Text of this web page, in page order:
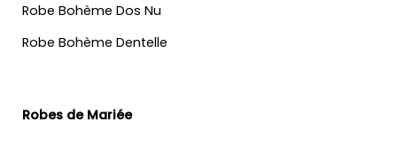
Robe Bohème Dos Nu
Robe Bohème Dentelle
Robes de Mariée